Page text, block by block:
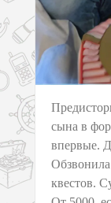
сына в
впервые.
квестов.